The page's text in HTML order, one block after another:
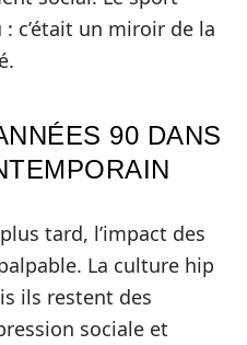
c’était un miroir de la
90 DANS
tard, l’impact des
La culture hip
ils restent des
sociale et